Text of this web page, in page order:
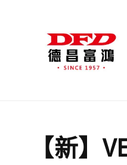
【新】